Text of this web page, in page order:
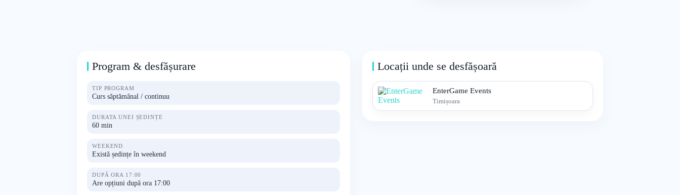
Program & desfășurare
TIP PROGRAM
Curs săptămânal / continuu
DURATA UNEI ȘEDINȚE
60 min
WEEKEND
Există ședințe în weekend
DUPĂ ORA 17:00
Are opțiuni după ora 17:00
Locații unde se desfășoară
EnterGame Events
Timișoara